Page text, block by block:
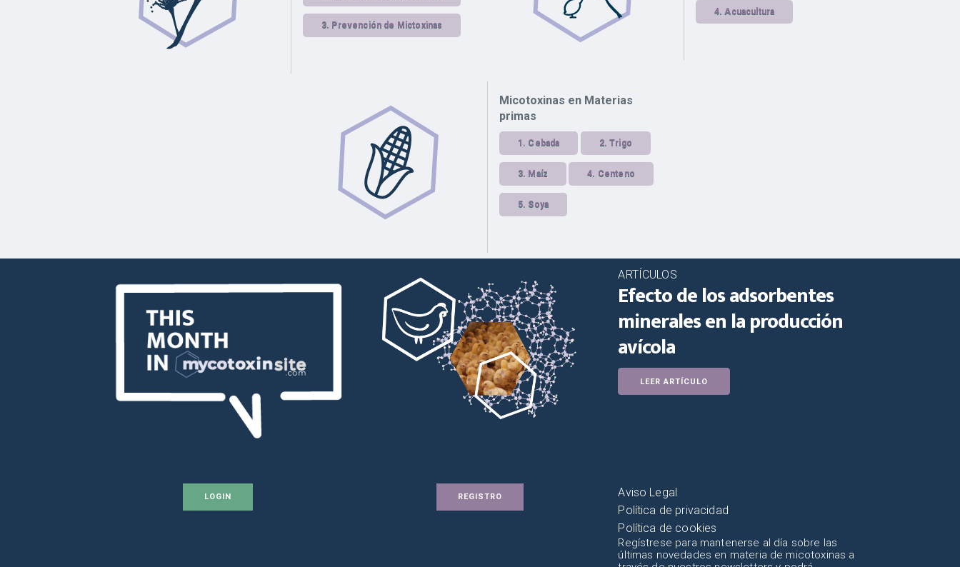
3. Prevención de Mictoxinas
4. Acuacultura
Micotoxinas en Materias
primas
1. Cebada 2.Trigo
3. Maíz 4. Centeno
5. Soya
ARTÍCULOS
Efecto de los adsorbentes
minerales en la producción
avícola
LEER ARTÍCULO
LOGIN REGISTRO
Aviso Legal
Política de privacidad
Política de cookies
Regístrese para mantenerse al día sobre las
últimas novedades en materia de micotoxinas a